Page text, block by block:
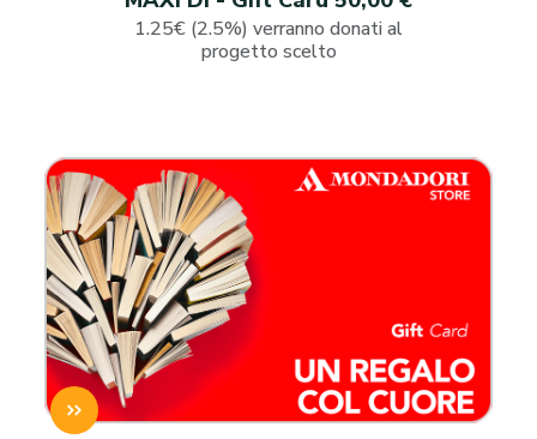
1.25€ (2.5%) verranno donati al
progetto scelto